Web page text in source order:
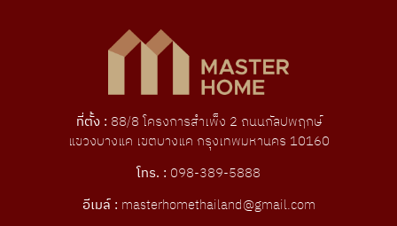
ที่ตั้ง : 88/8 โครงการสําเพ็ง 2 ถนนกัลปพฤกษ์
แขวงบางแค เขตบางแค กรุงเทพมหานคร 10160
โทร. : 098-389-5888
อีเมล์ : masterhomethailand@gmail.com